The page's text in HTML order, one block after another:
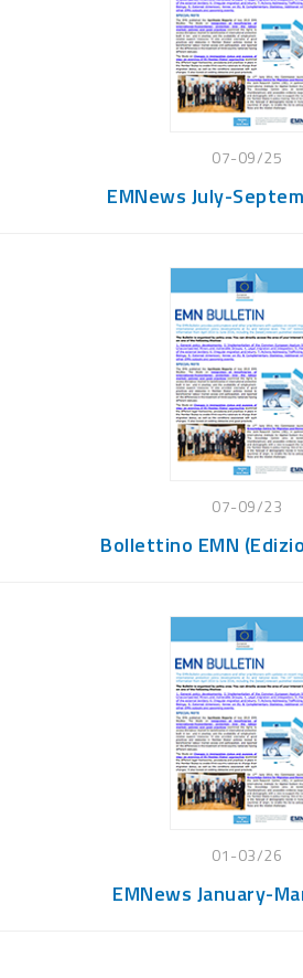
07-09/25
EMNews July-
07-09/23
Bollettino EMN
01-03/26
EMNews January-